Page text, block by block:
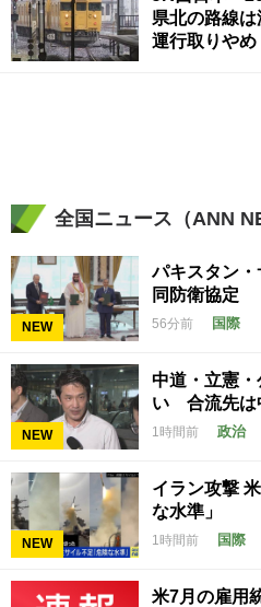
県北の路線
運行取りやめ
全国ニュース（ANN
NEW
パキスタン
同防衛協定
56分前 国際
NEW
中道・立憲
い 合流先は
1時間前 政治
NEW
イラン攻撃
な水準」
1時間前 国際
米7月の雇用